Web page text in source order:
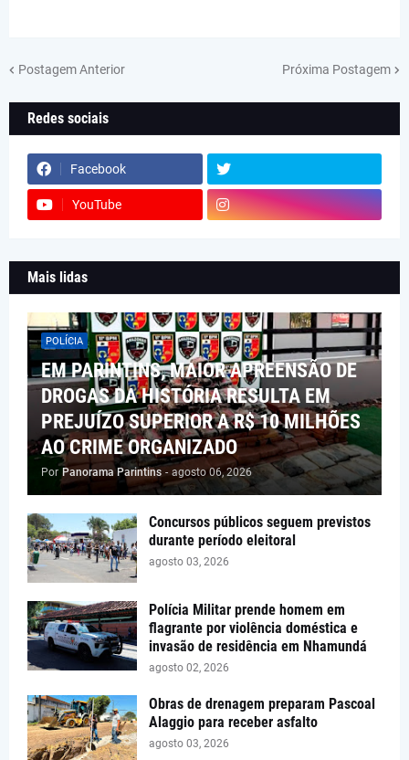
Postagem Anterior Próxima Postagem
Redes sociais
Facebook
YouTube
Mais lidas
POLÍCIA
EM PARINTINS, MAIOR APREENSÃO DE
DROGAS DA HISTÓRIA RESULTA EM
PREJUÍZO SUPERIOR A R$ 10 MILHÕES
AO CRIME ORGANIZADO
Por Panorama Parintins - agosto 06, 2026
Concursos públicos seguem previstos
durante período eleitoral
agosto 03, 2026
Polícia Militar prende homem em
flagrante por violência doméstica e
invasão de residência em Nhamundá
agosto 02, 2026
Obras de drenagem preparam Pascoal
Alaggio para receber asfalto
agosto 03, 2026